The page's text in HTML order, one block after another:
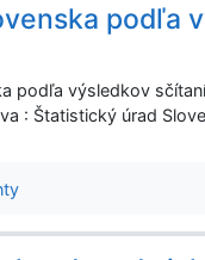
podľa
podľa výsledkov
: Štatistický úrad